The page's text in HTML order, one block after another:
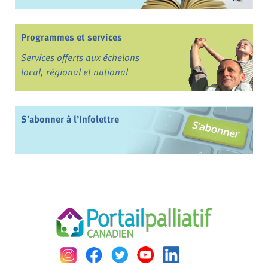
Programmes et services
Services offerts aux échelons
local, régional et national
S’abonner à l’Infolettre